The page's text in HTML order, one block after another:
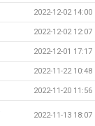
2022-12-02 14:00
2022-12-02 12:07
2022-12-01 17:17
2022-11-22 10:48
2022-11-20 11:56
2022-11-13 18:07